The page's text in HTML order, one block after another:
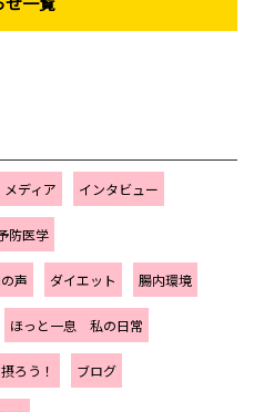
メディア インタビュー
防医学
声 ダイエット 腸内環境
ほっと一息 私の日常
ろう！ ブログ